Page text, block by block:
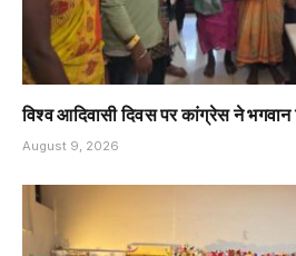
विश्व आदिवासी दिवस पर कांग्रेस ने भगवान
August 9, 2026